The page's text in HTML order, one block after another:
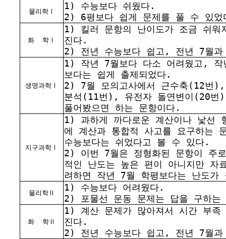
물리학Ⅰ
1) 수능보다 쉬웠다.
2) 6평보다 쉽게 문제를 풀 수 있
화 학Ⅰ
1) 킬러 문항의 난이도가 조금 쉬워
진다.
2) 전년 수능보다 쉽고, 전년 7월과
생명과학Ⅰ
1) 작년 7월보다 다소 어려웠고,
보다는 쉽게 출제되었다.
2) 7월 모의고사에서 근수축(12번
분석(11번), 유전자 돌연변이(20번)
풀어봤으면 하는 문항이다.
지구과학Ⅰ
1) 과하게 까다로운 계산이나 낯선
에 계산과 통합적 사고를 요구하는
수능보다는 쉬었다고 볼 수 있다.
2) 이번 7월은 정형화된 문항이 주
적인 난도는 높은 편이 아니지만 자
려하면 작년 7월 학평보다는 난도
물리학Ⅱ
1) 수능보다 어려웠다.
2) 포물선 운동 문제는 답을 구하
화 학Ⅱ
1) 계산 문제가 많아져서 시간 부족
진다.
2) 전년 수능보다 쉽고, 전년 7월과